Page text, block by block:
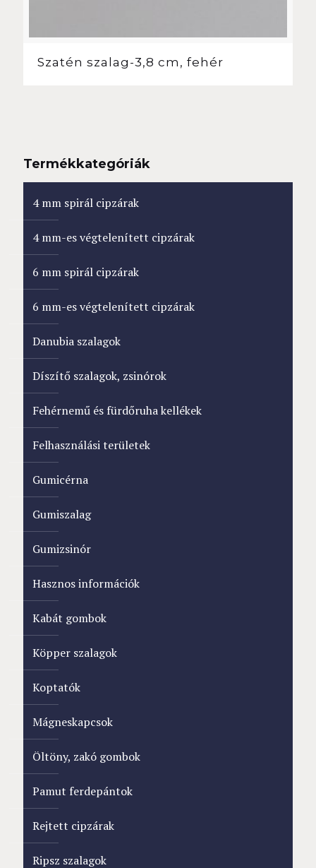
Szatén szalag-3,8 cm, fehér
Termékkategóriák
4 mm spirál cipzárak
4 mm-es végtelenített cipzárak
6 mm spirál cipzárak
6 mm-es végtelenített cipzárak
Danubia szalagok
Díszítő szalagok, zsinórok
Fehérnemű és fürdőruha kellékek
Felhasználási területek
Gumicérna
Gumiszalag
Gumizsinór
Hasznos információk
Kabát gombok
Köpper szalagok
Koptatók
Mágneskapcsok
Öltöny, zakó gombok
Pamut ferdepántok
Rejtett cipzárak
Ripsz szalagok